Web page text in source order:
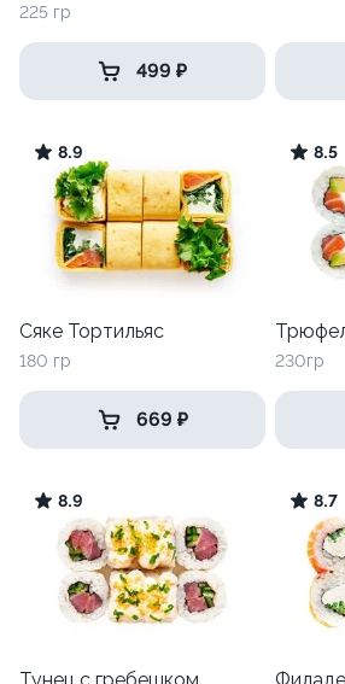
225 гр
499 ₽
8.9
Сяке Тортильяс
180 гр
669 ₽
8.5
230гр
8.9 8.7